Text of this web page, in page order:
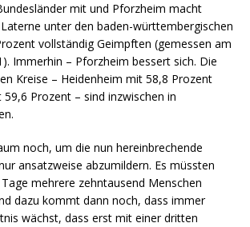
mit und Pforzheim macht
unter den baden-württembergischen
vollständig Geimpften (gemessen am
Immerhin – Pforzheim bessert sich. Die
Kreise – Heidenheim mit 58,8 Prozent
Prozent – sind inzwischen in
noch, um die nun hereinbrechende
ansatzweise abzumildern. Es müssten
mehrere zehntausend Menschen
dazu kommt dann noch, dass immer
wächst, dass erst mit einer dritten